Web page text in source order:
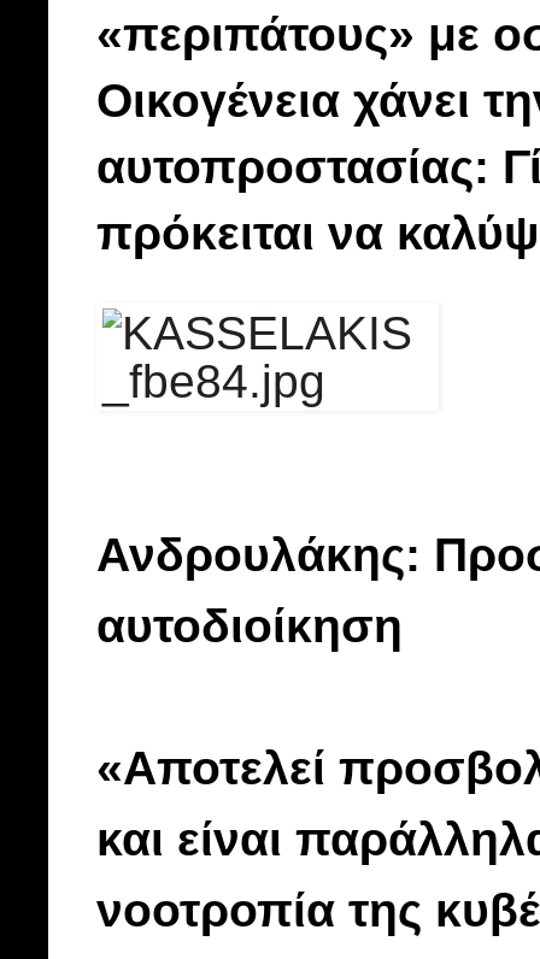
«περιπάτους» με
Οικογένεια χάνει
αυτοπροστασίας:
πρόκειται να
Ανδρουλάκης:
αυτοδιοίκηση
«Αποτελεί
και είναι
νοοτροπία της